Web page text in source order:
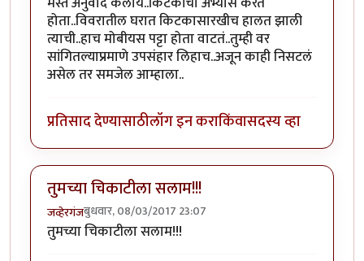
होता..विवरातील घरात किटकासारखीच हालत झाली
त्याची..हाच मोबीयस पट्टा होता वाटतं..तुम्ही वर
सांगितल्याप्रमाणे उपसंहार लिहाच..अजून काही निसटलं
असेल तर समजेल आम्हाला..
प्रतिसाद देण्यासाठीलॉग इन कराकिंवासदस्य व्हा
तुमच्या चिकाटीला सलाम!!!
जव्हेरगंजबुधवार, 08/03/2017 23:07
तुमच्या चिकाटीला सलाम!!!